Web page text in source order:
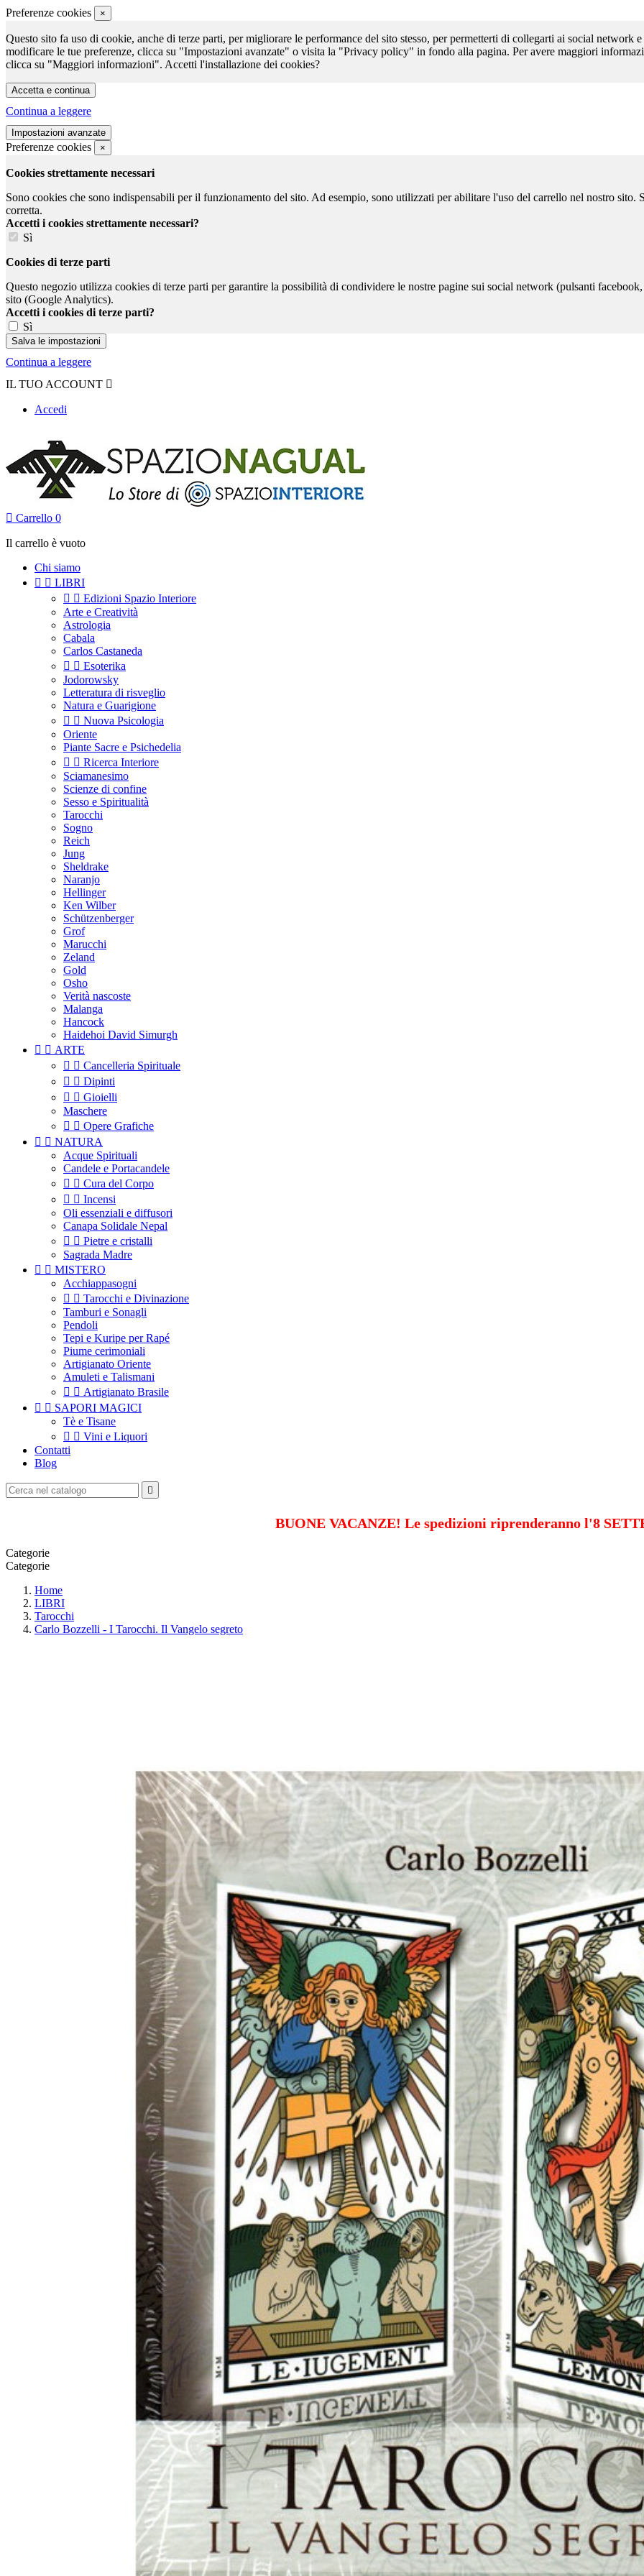
Preferenze cookies ×
Questo sito fa uso di cookie, anche di terze parti, per migliorare le performance del sito stesso, per permetterti di collegarti ai social network
modificare le tue preferenze, clicca su "Impostazioni avanzate" o visita la "Privacy policy" in fondo alla pagina. Per avere maggiori
clicca su "Maggiori informazioni". Accetti l'installazione dei cookies?
Continua a leggere
Preferenze cookies ×
Cookies strettamente necessari
Sono cookies che sono indispensabili per il funzionamento del sito. Ad esempio, sono utilizzati per abilitare l'uso del carrello nel nostro sito.
corretta.
Accetti i cookies strettamente necessari?
Sì
Cookies di terze parti
Questo negozio utilizza cookies di terze parti per garantire la possibilità di condividere le nostre pagine sui social network (pulsanti
sito (Google Analytics).
Accetti i cookies di terze parti?
Sì
Continua a leggere
IL TUO ACCOUNT 
Accedi
 Carrello 0
Il carrello è vuoto
Chi siamo
  LIBRI
  Edizioni Spazio Interiore
Arte e Creatività
Astrologia
Cabala
Carlos Castaneda
  Esoterika
Jodorowsky
Letteratura di risveglio
Natura e Guarigione
  Nuova Psicologia
Oriente
Piante Sacre e Psichedelia
  Ricerca Interiore
Sciamanesimo
Scienze di confine
Sesso e Spiritualità
Tarocchi
Sogno
Reich
Jung
Sheldrake
Naranjo
Hellinger
Ken Wilber
Schützenberger
Grof
Marucchi
Zeland
Gold
Osho
Verità nascoste
Malanga
Hancock
Haidehoi David Simurgh
  ARTE
  Cancelleria Spirituale
  Dipinti
  Gioielli
Maschere
  Opere Grafiche
  NATURA
Acque Spirituali
Candele e Portacandele
  Cura del Corpo
  Incensi
Oli essenziali e diffusori
Canapa Solidale Nepal
  Pietre e cristalli
Sagrada Madre
  MISTERO
Acchiappasogni
  Tarocchi e Divinazione
Tamburi e Sonagli
Pendoli
Tepi e Kuripe per Rapé
Piume cerimoniali
Artigianato Oriente
Amuleti e Talismani
  Artigianato Brasile
  SAPORI MAGICI
Tè e Tisane
  Vini e Liquori
Contatti
Blog

BUONE VACANZE! Le spedizioni riprenderanno l'8
Categorie
Categorie
Home
LIBRI
Tarocchi
Carlo Bozzelli - I Tarocchi. Il Vangelo segreto